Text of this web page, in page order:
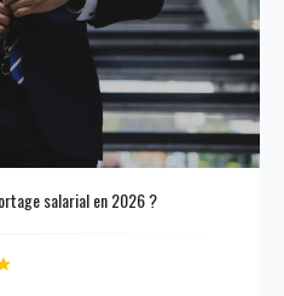
salarial en 2026 ?